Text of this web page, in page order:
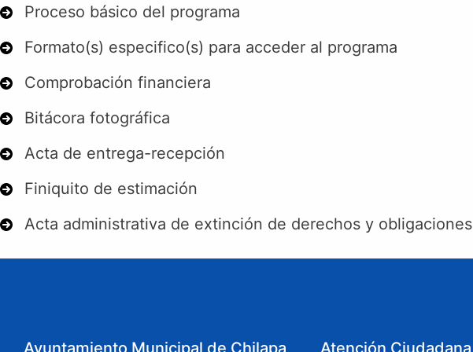
Proceso básico del programa
Formato(s) especifico(s) para acceder al programa
Comprobación financiera
Bitácora fotográfica
Acta de entrega-recepción
Finiquito de estimación
Acta administrativa de extinción de derechos y obligaciones